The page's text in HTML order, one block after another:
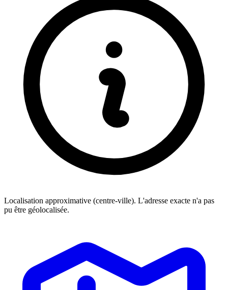
Localisation approximative (centre-ville). L'adresse exacte n'a pas
pu être géolocalisée.